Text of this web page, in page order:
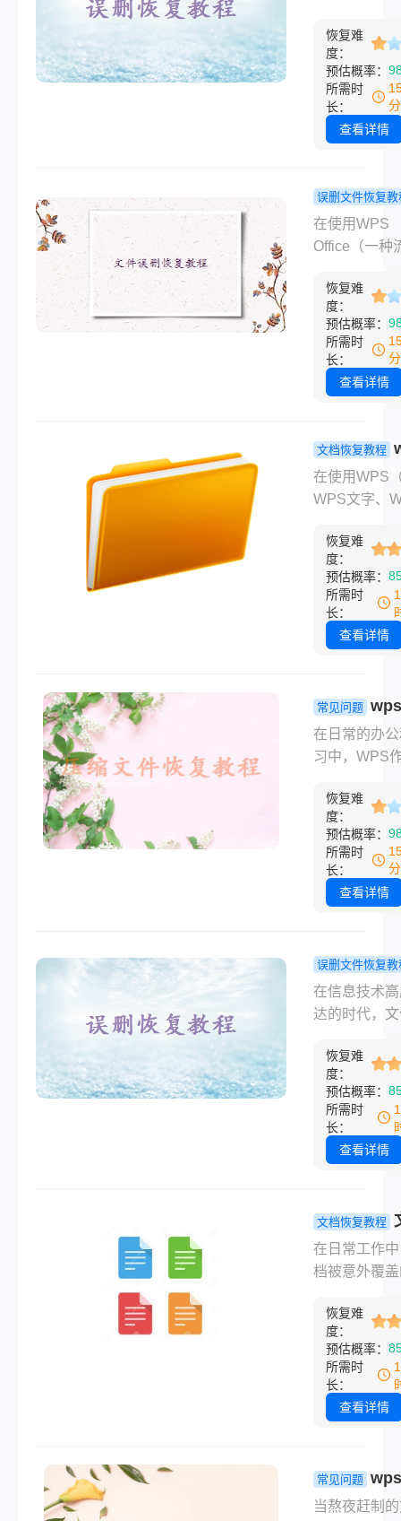
法！
用的文字处
具。然而，
们可能会遇
突发情况，
突然关机、
作成果丢失
么，word没
闭怎么找回
些实用的方
恢复难
度：
预估概率：
所需时
长：
查看详情
误删文件恢复教
wps文档没
怎么找回？
方法！
在使用WPS
Office（一种
括文字处理
和演示等功
时，有时可
到因意外情
程序崩溃、
况。这种情
许多用户可
到困惑和沮
Office提供了
法来帮助用
未保存的文
文将介绍
保存怎么找
恢复难
度：
预估概率：
所需时
长：
查看详情
文档恢复教程
没保存关闭
么恢复数据
能帮助你！
在使用WPS
WPS文字、
进行文档编
如果不慎在
的情况下关
件，可能会
要数据的丢
以及外部的
复方法，可
用户尽可能
这些数据。
没保存关闭
恢复数据呢
是一些详细
步骤和方法：
恢复难
度：
预估概率：
所需时
长：
查看详情
常见问题
存关闭了怎
复数据？这
下！
在日常的办
习中，WPS
软件，为我
了极大的便
而，有时我
会遇到因意
或系统故障
保存关闭了
复数据就显
重要。本文
介绍几种可
复方法，帮
可能挽回损
恢复难
度：
预估概率：
所需时
长：
查看详情
误删文件恢复教
个文件被替
后怎么恢复
效的恢复策
在信息技术
达的时代，
中不可或缺
分。然而，
种原因，如
作、软件故
为失误，我
情况不仅令
丧，而且可
重要的工作
失。幸运的
代操作系统
提供了多种
帮助用户恢
换前的文件
一个文件被
后怎么恢复
策略，并提
建议，以确
恢复难
度：
预估概率：
所需时
长：
查看详情
文档恢复教程
覆盖了怎么
复？赶紧试
在日常工作
档被意外覆
能会导致重
的丢失。面
情况，用户
于担心，因
多种途径可
盖了怎么恢
本文将详细
种有效的文
恢复难
度：
预估概率：
所需时
长：
查看详情
常见问题
存关闭了怎
当熬夜赶制